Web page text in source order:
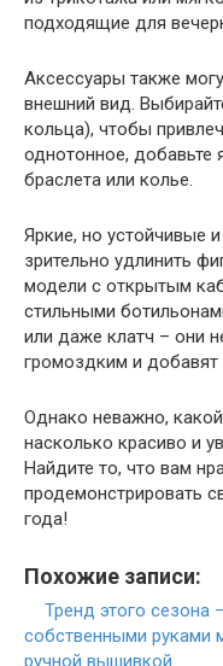
подходящие для
Аксессуары также
внешний вид.
кольца), чтобы
однотонное, добавьте
браслета или колье.
Яркие, но устойчивые
зрительно удлинить
модели с открытым
стильными
или даже клатч – они
громоздким и добавят
Однако неважно,
насколько красиво и
Найдите то, что вам
продемонстрировать
года!
Похожие записи:
Тренд этого сезона
собственными руками
ручной вышивкой